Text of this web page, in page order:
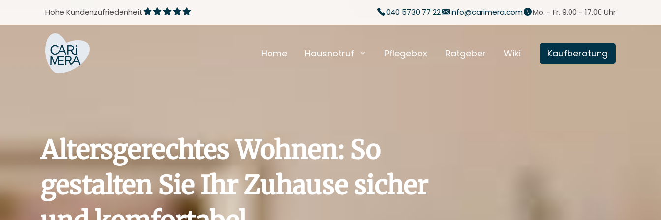
Hohe Kundenzufriedenheit 040 5730 77 22 info@carimera.com Mo. - Fr. 9.00 - 17.00 Uhr
Home Hausnotruf Pflegebox Ratgeber Wiki Kaufberatung
Altersgerechtes Wohnen: So
gestalten Sie Ihr Zuhause sicher